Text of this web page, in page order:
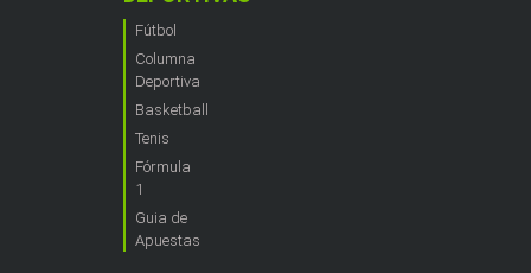
Fútbol
Columna
Deportiva
Basketball
Tenis
Fórmula
1
Guia de
Apuestas